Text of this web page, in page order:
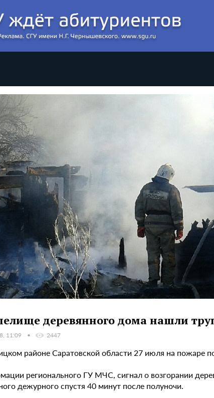
деревянного дома нашли
11:09 2447
районе Саратовской области 27 июля на пожаре
регионального ГУ МЧС, сигнал о возгорании
дежурного спустя 40 минут после полуночи.